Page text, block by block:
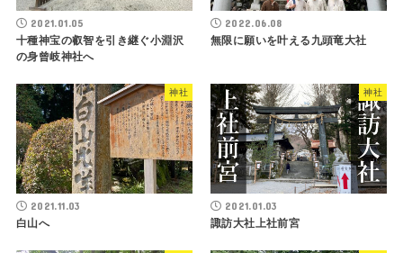
2021.01.05
十種神宝の叡智を引き継ぐ小淵沢
の身曾岐神社へ
2022.06.08
無限に願いを叶える九頭竜大社
神社
2021.11.03
白山へ
神社
2021.01.03
諏訪大社上社前宮